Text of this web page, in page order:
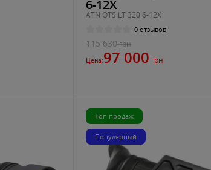
6-12X
ATN OTS LT 320 6-12X
0 отзывов
115 630грн
Цена:97 000 грн
Топ продаж
Популярный